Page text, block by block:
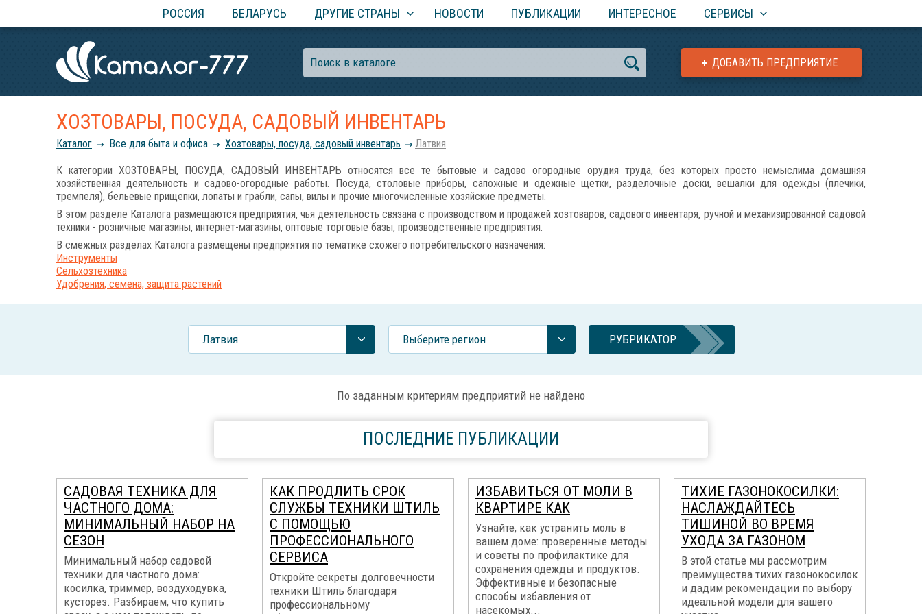
РОССИЯ БЕЛАРУСЬ ДРУГИЕ СТРАНЫ НОВОСТИ ПУБЛИКАЦИИ ИНТЕРЕСНОЕ СЕРВИСЫ
ДОБАВИТЬ ПРЕДПРИЯТИЕ
ХОЗТОВАРЫ, ПОСУДА, САДОВЫЙ ИНВЕНТАРЬ
Каталог Все для быта и офиса Хозтовары, посуда, садовый инвентарь Латвия
К категории ХОЗТОВАРЫ, ПОСУДА, САДОВЫЙ ИНВЕНТАРЬ относятся все те бытовые и садово огородные орудия труда, без которых просто немыслима домашняя
хозяйственная деятельность и садово-огородные работы. Посуда, столовые приборы, сапожные и одежные щетки, разделочные доски, вешалки для одежды (плечики,
тремпеля), бельевые прищепки, лопаты и грабли, сапы, вилы и прочие многочисленные хозяйские предметы.
В этом разделе Каталога размещаются предприятия, чья деятельность связана с производством и продажей хозтоваров, садового инвентаря, ручной и механизированной садовой
техники - розничные магазины, интернет-магазины, оптовые торговые базы, производственные предприятия.
В смежных разделах Каталога размещены предприятия по тематике схожего потребительского назначения:
Инструменты
Сельхозтехника
Удобрения, семена, защита растений
Латвия Выберите регион РУБРИКАТОР
По заданным критериям предприятий не найдено
ПОСЛЕДНИЕ ПУБЛИКАЦИИ
САДОВАЯ ТЕХНИКА ДЛЯ
ЧАСТНОГО ДОМА:
МИНИМАЛЬНЫЙ НАБОР НА
СЕЗОН
Минимальный набор садовой
техники для частного дома:
косилка, триммер, воздуходувка,
кусторез. Разбираем, что купить
КАК ПРОДЛИТЬ СРОК
СЛУЖБЫ ТЕХНИКИ ШТИЛЬ
С ПОМОЩЬЮ
ПРОФЕССИОНАЛЬНОГО
СЕРВИСА
Откройте секреты долговечности
техники Штиль благодаря
профессиональному
ИЗБАВИТЬСЯ ОТ МОЛИ В
КВАРТИРЕ КАК
Узнайте, как устранить моль в
вашем доме: проверенные методы
и советы по профилактике для
сохранения одежды и продуктов.
Эффективные и безопасные
способы избавления от
насекомых...
ТИХИЕ ГАЗОНОКОСИЛКИ:
НАСЛАЖДАЙТЕСЬ
ТИШИНОЙ ВО ВРЕМЯ
УХОДА ЗА ГАЗОНОМ
В этой статье мы рассмотрим
преимущества тихих газонокосилок
и дадим рекомендации по выбору
идеальной модели для вашего